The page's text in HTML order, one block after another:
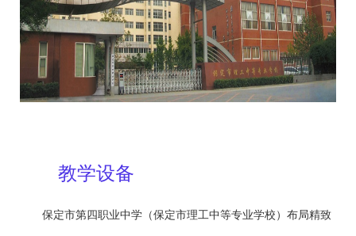
教学设备
保定市第四职业中学（保定市理工中等专业学校）布局精致